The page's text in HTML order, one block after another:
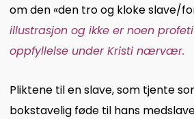
om den «den tro og kloke slave/
illustrasjon og ikke er noen
oppfyllelse under Kristi nærvær.
Pliktene til en slave, som tjente
bokstavelig føde til hans